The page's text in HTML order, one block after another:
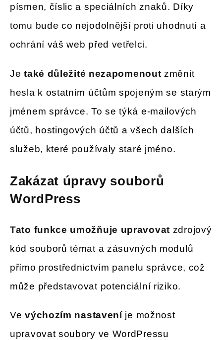
písmen, číslic a speciálních znaků. Díky
tomu bude co nejodolnější proti uhodnutí a
ochrání váš web před vetřelci.
Jetaké důležité nezapomenout změnit
hesla k ostatním účtům spojeným se starým
jménem správce. To se týká e-mailových
účtů, hostingových účtů a všech dalších
služeb, které používaly staré jméno.
Zakázat úpravy souborů
WordPress
Tato funkce umožňuje upravovat zdrojový
kód souborů témat a zásuvných modulů
přímo prostřednictvím panelu správce, což
může představovat potenciální riziko.
Vevýchozím nastaveníje možnost
upravovat soubory ve WordPressu